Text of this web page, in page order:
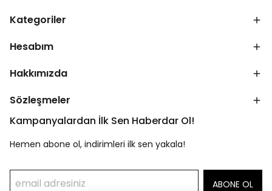
Kategoriler
Hesabım
Hakkımızda
Sözleşmeler
Kampanyalardan İlk Sen Haberdar Ol!
Hemen abone ol, indirimleri ilk sen yakala!
ABONE OL